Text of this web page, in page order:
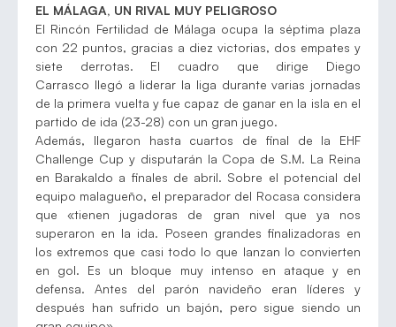
EL MÁLAGA, UN RIVAL MUY PELIGROSO
El Rincón Fertilidad de Málaga ocupa la séptima plaza
con 22 puntos, gracias a diez victorias, dos empates y
siete derrotas. El cuadro que dirige Diego
Carrasco llegó a liderar la liga durante varias jornadas
de la primera vuelta y fue capaz de ganar en la isla en el
partido de ida (23-28) con un gran juego.
Además, llegaron hasta cuartos de final de la EHF
Challenge Cup y disputarán la Copa de S.M. La Reina
en Barakaldo a finales de abril. Sobre el potencial del
equipo malagueño, el preparador del Rocasa considera
que «tienen jugadoras de gran nivel que ya nos
superaron en la ida. Poseen grandes finalizadoras en
los extremos que casi todo lo que lanzan lo convierten
en gol. Es un bloque muy intenso en ataque y en
defensa. Antes del parón navideño eran líderes y
después han sufrido un bajón, pero sigue siendo un